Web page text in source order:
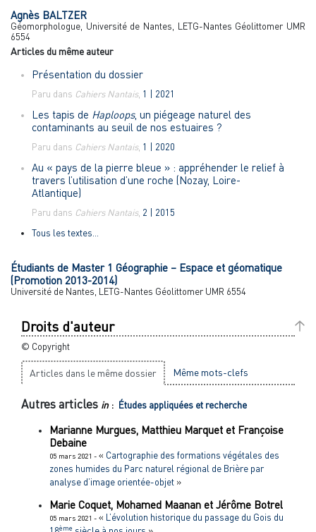
Agnès BALTZER
Géomorphologue, Université de Nantes, LETG-Nantes Géolittomer UMR
6554
Articles du même auteur
Présentation du dossier
Paru dans Cahiers Nantais, 1 | 2021
Les tapis de Haploops, un piégeage naturel des
contaminants au seuil de nos estuaires ?
Paru dans Cahiers Nantais, 1 | 2020
Au « pays de la pierre bleue » : appréhender le relief à
travers l’utilisation d’une roche (Nozay, Loire-
Atlantique)
Paru dans Cahiers Nantais, 2 | 2015
Tous les textes...
Étudiants de Master 1 Géographie – Espace et géomatique
(Promotion 2013-2014)
Université de Nantes, LETG-Nantes Géolittomer UMR 6554
Droits d'auteur
© Copyright
Articles dans le même dossier Même mots-clefs
Autres articles in: Études appliquées et recherche
Marianne Murgues, Matthieu Marquet et Françoise
Debaine
05 mars 2021 - « Cartographie des formations végétales des
zones humides du Parc naturel régional de Brière par
analyse d’image orientée-objet »
Marie Coquet, Mohamed Maanan et Jérôme Botrel
05 mars 2021 - « L’évolution historique du passage du Gois du
ème